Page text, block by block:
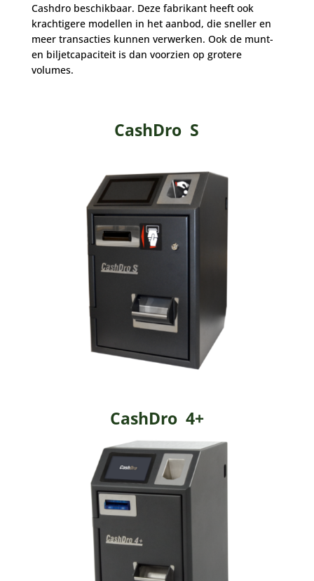
Cashdro beschikbaar. Deze fabrikant heeft ook
krachtigere modellen in het aanbod, die sneller en
meer transacties kunnen verwerken. Ook de munt-
en biljetcapaciteit is dan voorzien op grotere
volumes.
CashDro S
CashDro 4+